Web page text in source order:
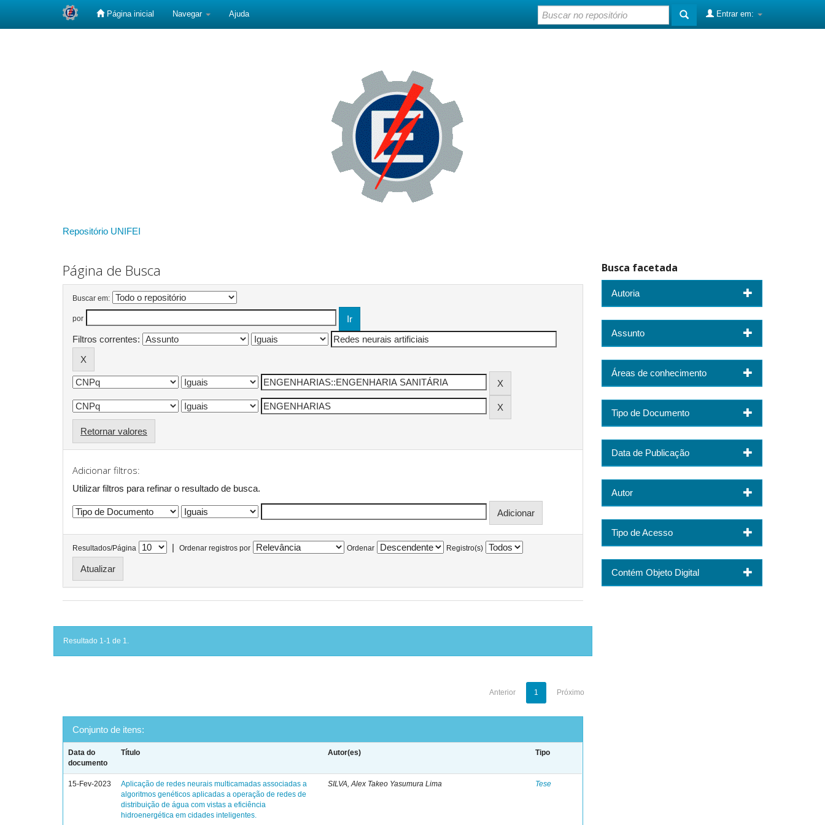
Página inicial Navegar Ajuda Entrar em:
Repositório UNIFEI
Página de Busca
Buscar em:
por
Filtros correntes:
Retornar valores
Adicionar filtros:
Utilizar filtros para refinar o resultado de busca.
Resultados/Página | Ordenar registros por Ordenar Registro(s)
Resultado 1-1 de 1.
Anterior 1 Próximo
Conjunto de itens:
Data do
documento
Título Autor(es) Tipo
15-Fev-2023
Aplicação de redes neurais multicamadas associadas a
algoritmos genéticos aplicadas a operação de redes de
distribuição de água com vistas a eficiência
hidroenergética em cidades inteligentes.
SILVA, Alex Takeo Yasumura Lima Tese
Busca facetada
Autoria
Assunto
Áreas de conhecimento
Tipo de Documento
Data de Publicação
Autor
Tipo de Acesso
Contém Objeto Digital